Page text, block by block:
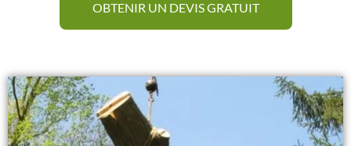
OBTENIR UN DEVIS GRATUIT